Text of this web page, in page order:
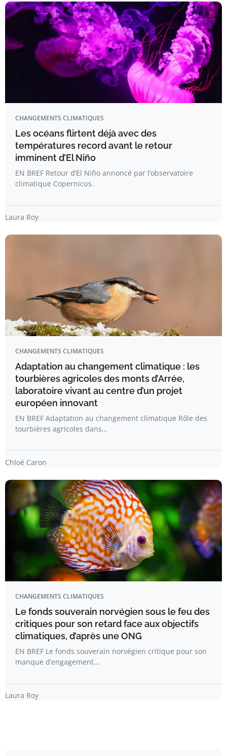
CHANGEMENTS CLIMATIQUES
Les océans flirtent déjà avec des
températures record avant le retour
imminent d’El Niño
EN BREF Retour d’El Niño annoncé par l’observatoire
climatique Copernicus.
Laura Roy
CHANGEMENTS CLIMATIQUES
Adaptation au changement climatique : les
tourbières agricoles des monts d’Arrée,
laboratoire vivant au centre d’un projet
européen innovant
EN BREF Adaptation au changement climatique Rôle des
tourbières agricoles dans…
Chloé Caron
CHANGEMENTS CLIMATIQUES
Le fonds souverain norvégien sous le feu des
critiques pour son retard face aux objectifs
climatiques, d’après une ONG
EN BREF Le fonds souverain norvégien critique pour son
manque d’engagement…
Laura Roy